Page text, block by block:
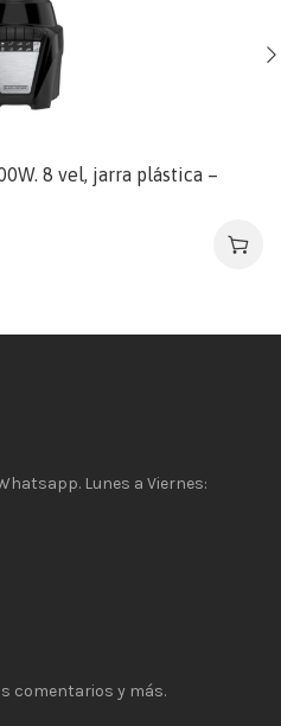
8 vel, jarra plástica –
Lunes a Viernes:
comentarios y más.